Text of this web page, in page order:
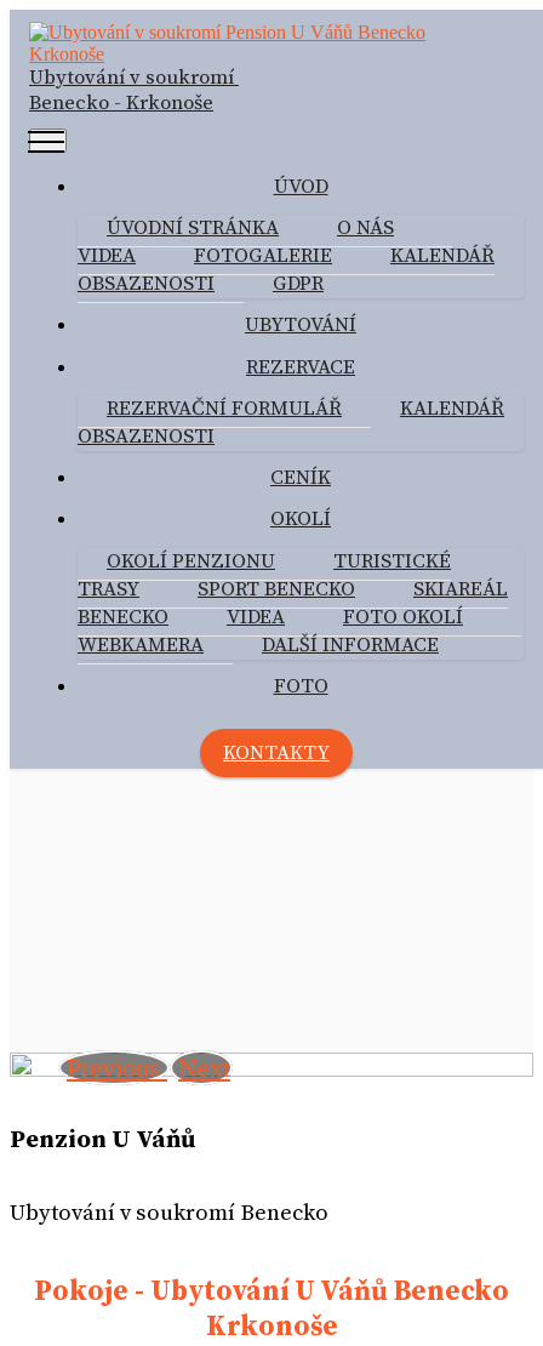
Ubytování v soukromí
Benecko - Krkonoše
ÚVOD
ÚVODNÍ STRÁNKA
O NÁS
VIDEA
FOTOGALERIE
KALENDÁŘ
OBSAZENOSTI
GDPR
UBYTOVÁNÍ
REZERVACE
REZERVAČNÍ FORMULÁŘ
KALENDÁŘ
OBSAZENOSTI
CENÍK
OKOLÍ
OKOLÍ PENZIONU
TURISTICKÉ
TRASY
SPORT BENECKO
SKIAREÁL
BENECKO
VIDEA
FOTO OKOLÍ
WEBKAMERA
DALŠÍ INFORMACE
FOTO
KONTAKTY
Ubytování v soukromí Benecko
Penzion U Váňů
Ubytování v soukromí Benecko
Previous Next
Pokoje - Ubytování U Váňů Benecko
Krkonoše